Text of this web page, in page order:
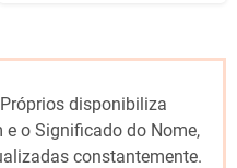
disponibiliza
o Significado do Nome,
constantemente.